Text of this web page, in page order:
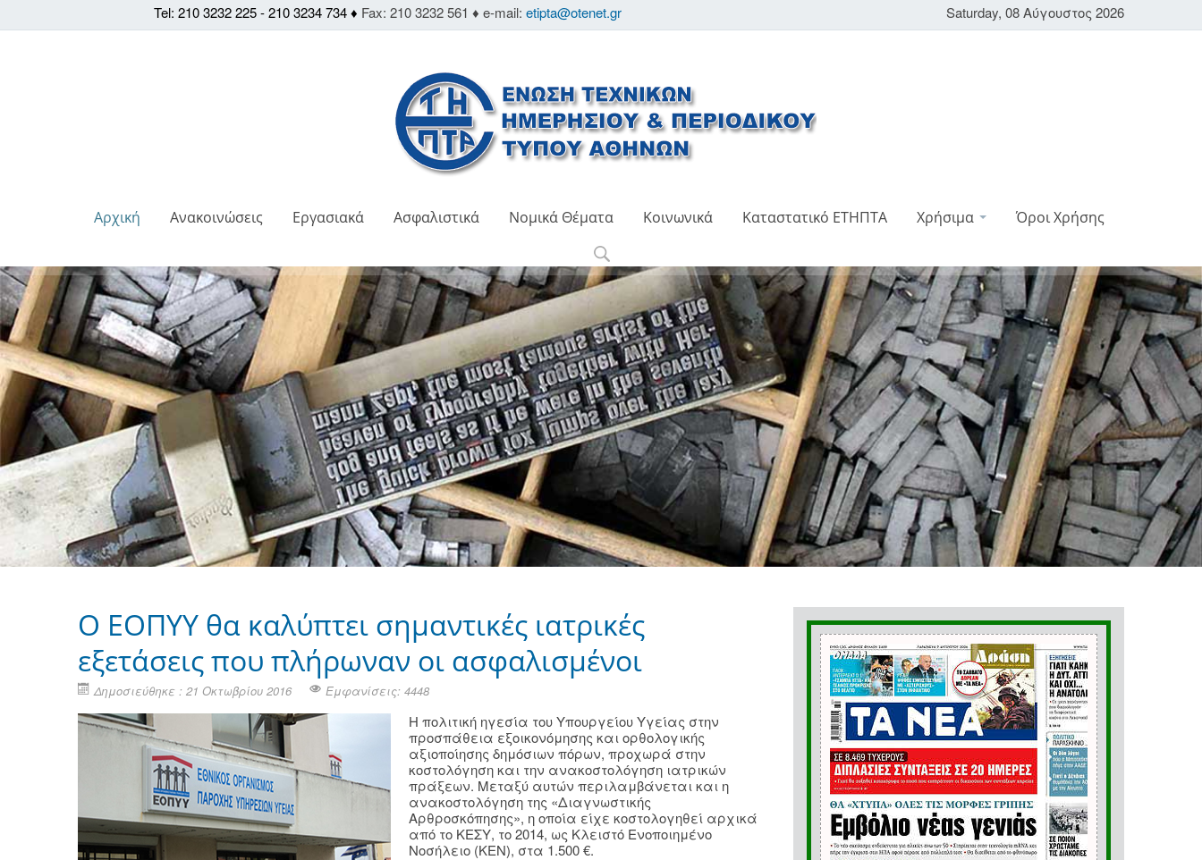
Saturday, 08 Αύγουστος 2026
Tel: 210 3232 225 - 210 3234 734 ♦ Fax: 210 3232 561 ♦ e-mail: etipta@otenet.gr
Αρχική Ανακοινώσεις Εργασιακά Ασφαλιστικά Νομικά Θέματα Κοινωνικά Καταστατικό ΕΤΗΠΤΑ Χρήσιμα Όροι Χρήσης
Ο ΕΟΠΥΥ θα καλύπτει σημαντικές ιατρικές
εξετάσεις που πλήρωναν οι ασφαλισμένοι
Δημοσιεύθηκε : 21 Οκτωβρίου 2016 Εμφανίσεις: 4448
Η πολιτική ηγεσία του Υπουργείου Υγείας στην
προσπάθεια εξοικονόμησης και ορθολογικής
αξιοποίησης δημόσιων πόρων, προχωρά στην
κοστολόγηση και την ανακοστολόγηση ιατρικών
πράξεων. Μεταξύ αυτών περιλαμβάνεται και η
ανακοστολόγηση της «Διαγνωστικής
Αρθροσκόπησης», η οποία είχε κοστολογηθεί αρχικά
από το ΚΕΣΥ, το 2014, ως Κλειστό Ενοποιημένο
Νοσήλειο (ΚΕΝ), στα 1.500 €.